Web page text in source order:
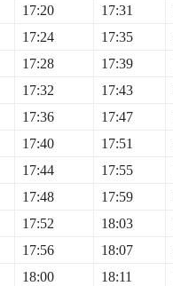
17:20 17:31
17:24 17:35
17:28 17:39
17:32 17:43
17:36 17:47
17:40 17:51
17:44 17:55
17:48 17:59
17:52 18:03
17:56 18:07
18:00 18:11